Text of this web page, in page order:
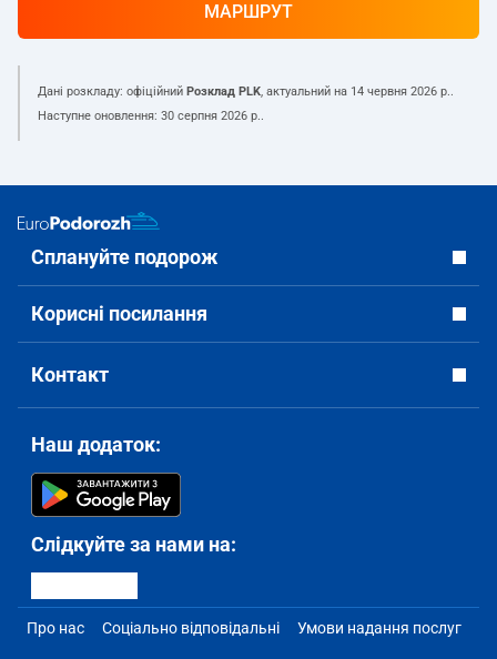
МАРШРУТ
Дані розкладу: офіційний Розклад PLK, актуальний на 14 червня 2026 р..
Наступне оновлення: 30 серпня 2026 р..
Сплануйте подорож
Корисні посилання
Контакт
Наш додаток:
Слідкуйте за нами на:
Про нас Соціально відповідальні Умови надання послуг